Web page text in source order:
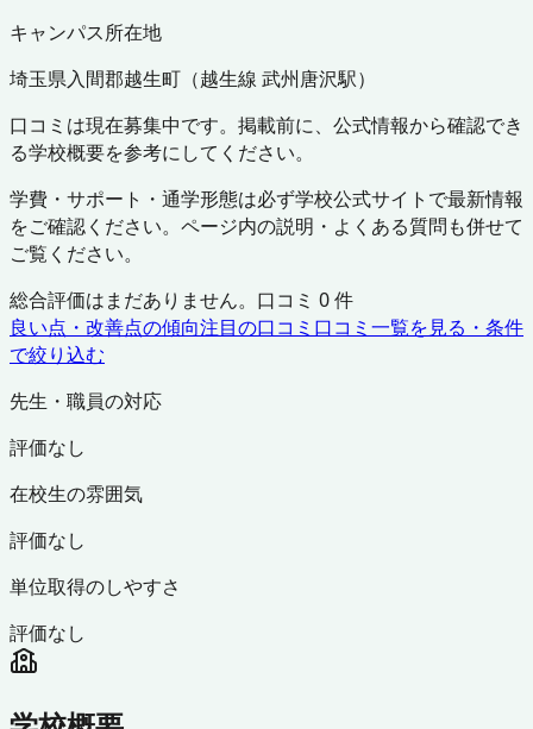
キャンパス所在地
埼玉県入間郡越生町 （越生線 武州唐沢駅）
口コミは現在募集中です。掲載前に、公式情報から確認でき
る学校概要を参考にしてください。
学費・サポート・通学形態は必ず学校公式サイトで最新情報
をご確認ください。ページ内の説明・よくある質問も併せて
ご覧ください。
総合評価はまだありません。口コミ 0件
良い点・改善点の傾向注目の口コミ 口コミ一覧を見る・条件
で絞り込む
先生・職員の対応
評価なし
在校生の雰囲気
評価なし
単位取得のしやすさ
評価なし